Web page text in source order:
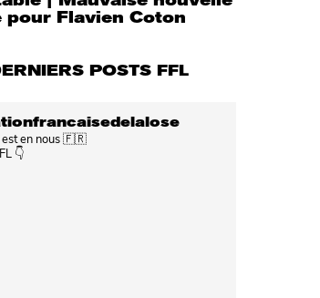
pour Flavien Coton
POSTS FFL
est en nous 🇫🇷
👇